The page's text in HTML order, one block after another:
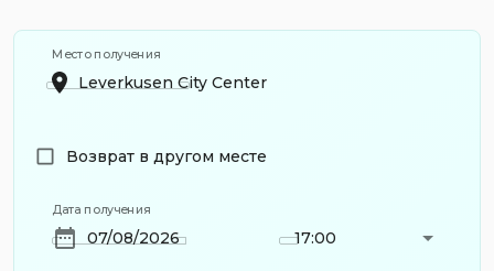
Место получения
Возврат в другом месте
Дата получения
17:00